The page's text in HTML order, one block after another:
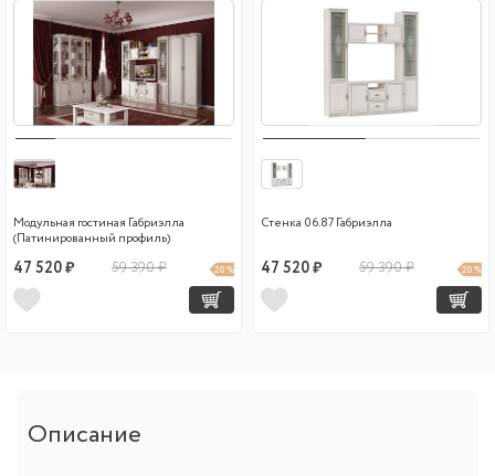
Модульная гостиная Габриэлла
(Патинированный профиль)
47 520 ₽ 59 390 ₽ 20 %
Стенка 06.87 Габриэлла
47 520 ₽ 59 390 ₽ 20 %
Описание